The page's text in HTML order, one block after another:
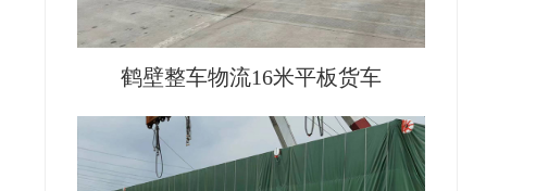
鹤壁整车物流16米平板货车